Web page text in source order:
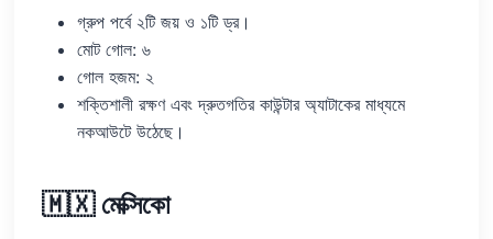
গ্রুপ পর্বে ২টি জয় ও ১টি ড্র।
মোট গোল: ৬
গোল হজম: ২
শক্তিশালী রক্ষণ এবং দ্রুতগতির কাউন্টার অ্যাটাকের মাধ্যমে
নকআউটে উঠেছে।
🇲🇽 মেক্সিকো